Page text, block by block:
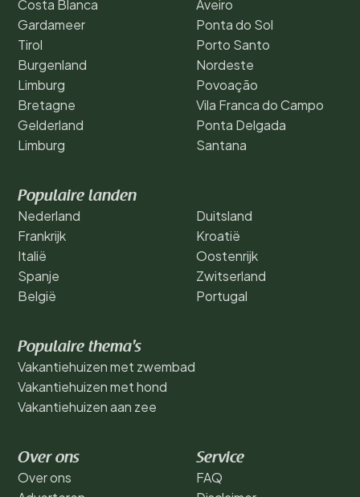
Costa Blanca
Gardameer
Tirol
Burgenland
Limburg
Bretagne
Gelderland
Limburg
Aveiro
Ponta do Sol
Porto Santo
Nordeste
Povoação
Vila Franca do Campo
Ponta Delgada
Santana
Populaire landen
Nederland
Frankrijk
Italië
Spanje
België
Duitsland
Kroatië
Oostenrijk
Zwitserland
Portugal
Populaire thema's
Vakantiehuizen met zwembad
Vakantiehuizen met hond
Vakantiehuizen aan zee
Over ons
Over ons
Service
FAQ